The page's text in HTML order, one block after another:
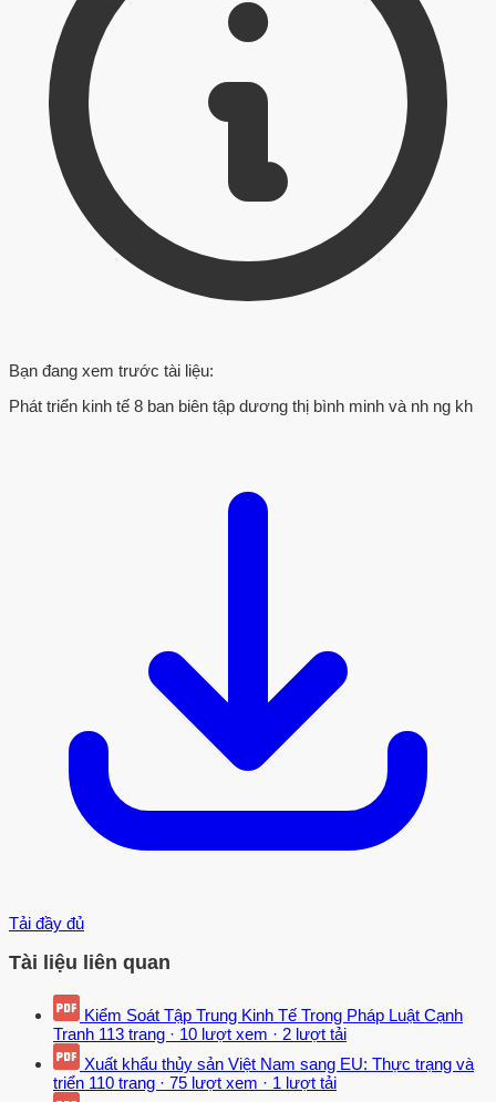
Bạn đang xem trước tài liệu:
Phát triển kinh tế 8 ban biên tập dương thị bình minh và nh ng kh
Tải đầy đủ
Tài liệu liên quan
Kiểm Soát Tập Trung Kinh Tế Trong Pháp Luật Cạnh
Tranh 113 trang · 10 lượt xem · 2 lượt tải
Xuất khẩu thủy sản Việt Nam sang EU: Thực trạng và
triển 110 trang · 75 lượt xem · 1 lượt tải